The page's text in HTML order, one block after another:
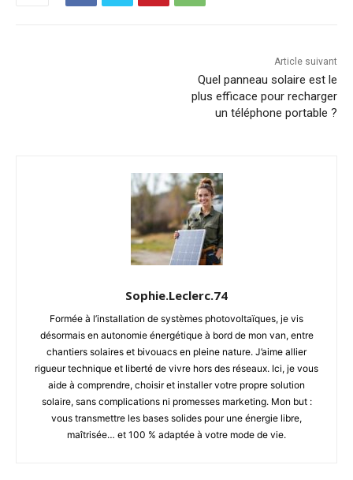
Article suivant
Quel panneau solaire est le
plus efficace pour recharger
un téléphone portable ?
Sophie.Leclerc.74
Formée à l’installation de systèmes photovoltaïques, je vis
désormais en autonomie énergétique à bord de mon van, entre
chantiers solaires et bivouacs en pleine nature. J’aime allier
rigueur technique et liberté de vivre hors des réseaux. Ici, je vous
aide à comprendre, choisir et installer votre propre solution
solaire, sans complications ni promesses marketing. Mon but :
vous transmettre les bases solides pour une énergie libre,
maîtrisée… et 100 % adaptée à votre mode de vie.